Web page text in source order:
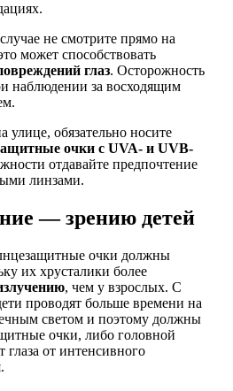
не смотрите прямо на
может способствовать
глаз. Осторожность
наблюдении за восходящим
улице, обязательно носите
очки с UVA- и UVB-
отдавайте предпочтение
линзами.
— зрению детей
очки должны
их хрусталики более
, чем у взрослых. С
проводят больше времени на
светом и поэтому должны
очки, либо головной
от интенсивного